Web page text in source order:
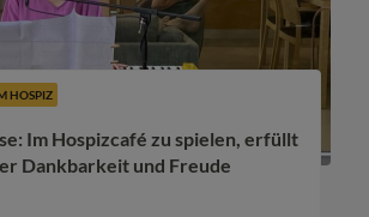
HOSPIZ
Im Hospizcafé zu spielen, erfüllt
Dankbarkeit und Freude